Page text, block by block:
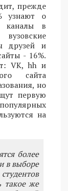
прежде
узнают о
каналы в
друзей и
- 16%.
VK, hh и
сайта
но
первую
на
более
в выборе
такое же